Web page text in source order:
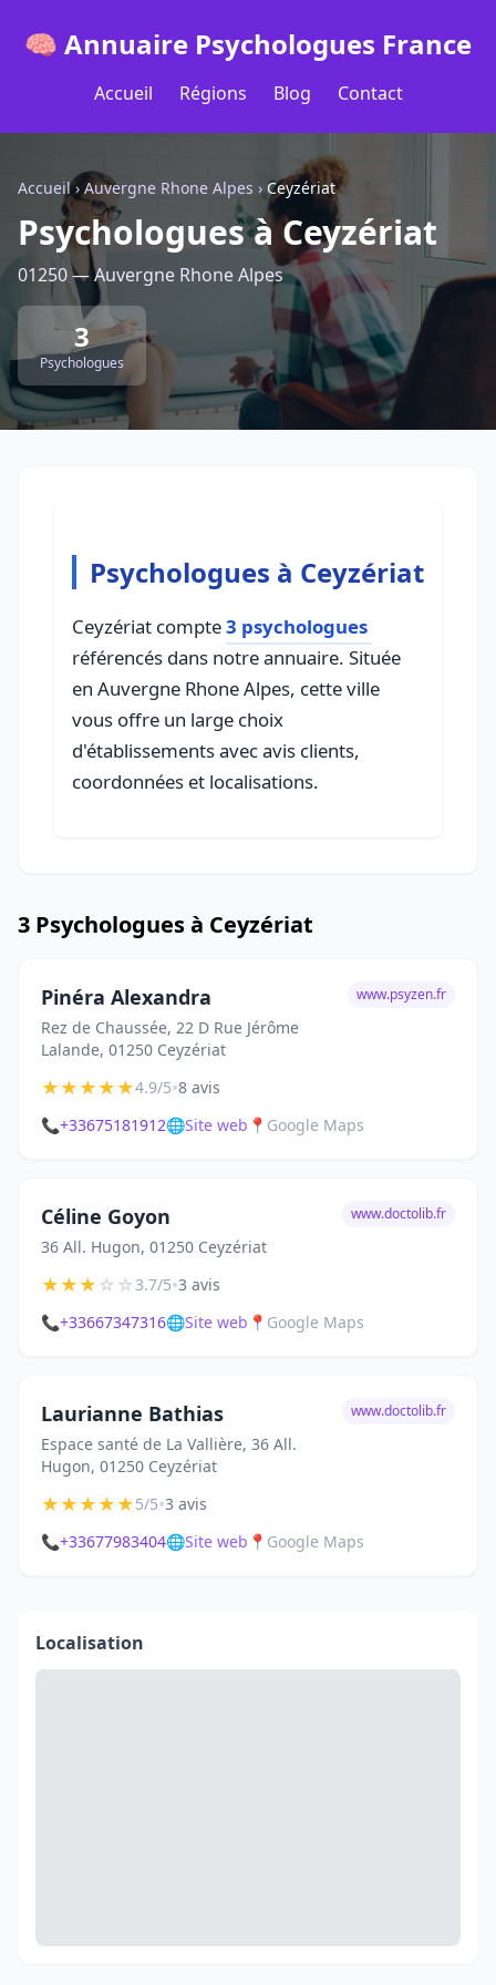
🧠 Annuaire Psychologues France
Accueil Régions Blog Contact
Accueil› Auvergne Rhone Alpes ›Ceyzériat
Psychologues à Ceyzériat
01250 — Auvergne Rhone Alpes
3
Psychologues
Psychologues à Ceyzériat
Ceyzériat compte3 psychologues
référencés dans notre annuaire. Située
en Auvergne Rhone Alpes, cette ville
vous offre un large choix
d'établissements avec avis clients,
coordonnées et localisations.
3 Psychologues à Ceyzériat
Pinéra Alexandra
Rez de Chaussée, 22 D Rue Jérôme
Lalande, 01250 Ceyzériat
www.psyzen.fr
★★★★★4.9/5•8 avis
📞+33675181912🌐Site web 📍 Google Maps
Céline Goyon
36 All. Hugon, 01250 Ceyzériat
www.doctolib.fr
★★★☆☆3.7/5•3 avis
📞+33667347316🌐Site web 📍 Google Maps
Laurianne Bathias
Espace santé de La Vallière, 36 All.
Hugon, 01250 Ceyzériat
www.doctolib.fr
★★★★★5/5•3 avis
📞+33677983404🌐Site web 📍 Google Maps
Localisation